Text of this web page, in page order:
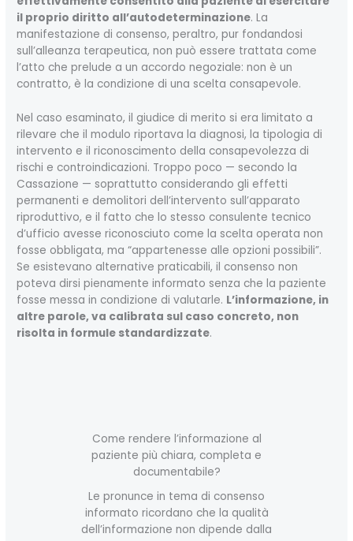
il proprio diritto all’autodeterminazione. La
manifestazione di consenso, peraltro, pur fondandosi
sull’alleanza terapeutica, non può essere trattata come
l’atto che prelude a un accordo negoziale: non è un
contratto, è la condizione di una scelta consapevole.
Nel caso esaminato, il giudice di merito si era limitato a
rilevare che il modulo riportava la diagnosi, la tipologia di
intervento e il riconoscimento della consapevolezza di
rischi e controindicazioni. Troppo poco — secondo la
Cassazione — soprattutto considerando gli effetti
permanenti e demolitori dell’intervento sull’apparato
riproduttivo, e il fatto che lo stesso consulente tecnico
d’ufficio avesse riconosciuto come la scelta operata non
fosse obbligata, ma “appartenesse alle opzioni possibili”.
Se esistevano alternative praticabili, il consenso non
poteva dirsi pienamente informato senza che la paziente
fosse messa in condizione di valutarle. L’informazione, in
altre parole, va calibrata sul caso concreto, non
risolta in formule standardizzate.
Come rendere l’informazione al
paziente più chiara, completa e
documentabile?
Le pronunce in tema di consenso
informato ricordano che la qualità
dell’informazione non dipende dalla